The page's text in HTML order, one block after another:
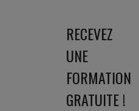
RECEVEZ
UNE
FORMATION
GRATUITE !